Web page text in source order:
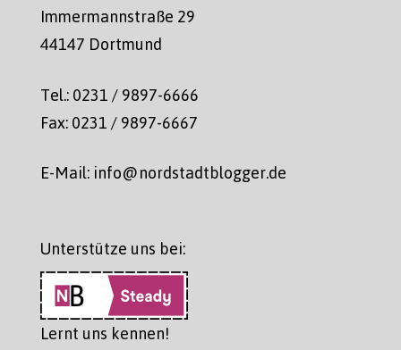
Immermannstraße 29
44147 Dortmund
Tel.: 0231 / 9897-6666
Fax: 0231 / 9897-6667
E-Mail: info@nordstadtblogger.de
Unterstütze uns bei:
Lernt uns kennen!